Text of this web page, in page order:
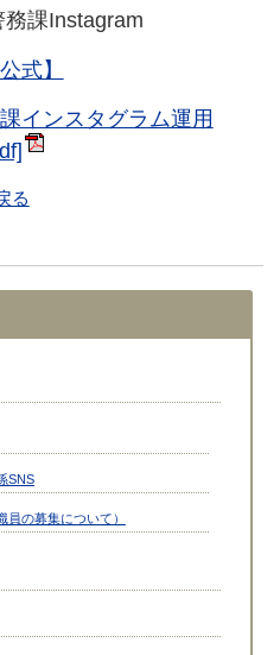
課Instagram
式】
インスタグラム運用
る
SNS
の募集について）